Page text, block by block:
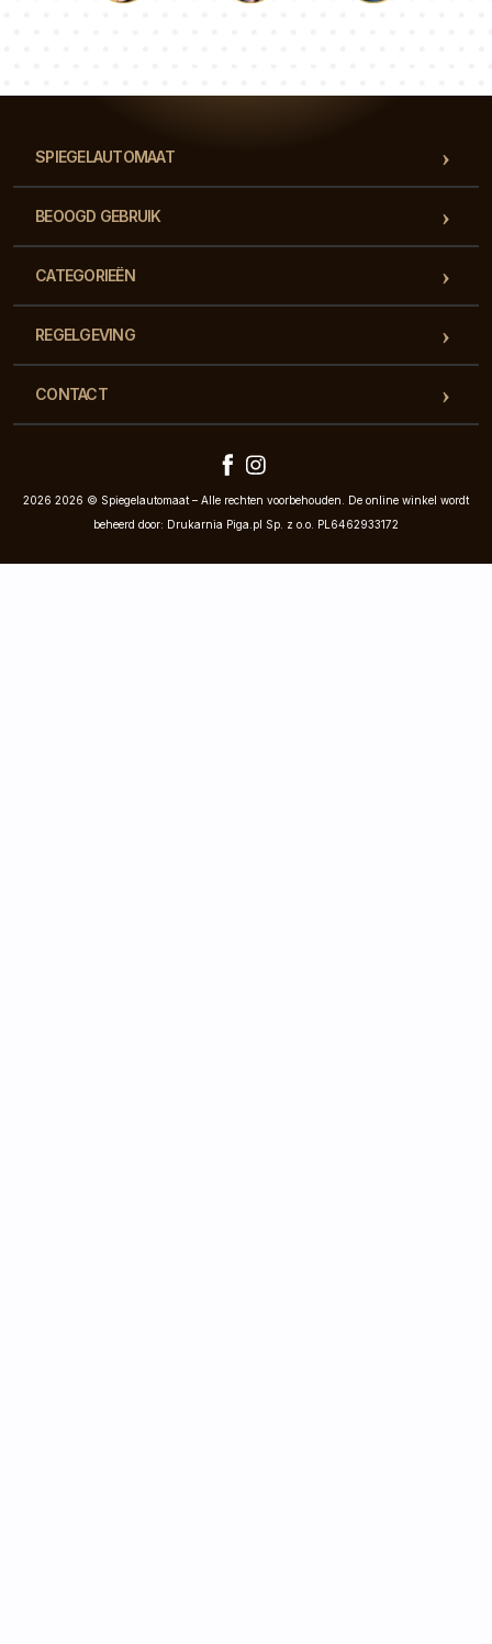
SPIEGELAUTOMAAT
BEOOGD GEBRUIK
CATEGORIEËN
REGELGEVING
CONTACT
2026 2026 © Spiegelautomaat – Alle rechten voorbehouden. De online winkel wordt
beheerd door: Drukarnia Piga.pl Sp. z o.o. PL6462933172